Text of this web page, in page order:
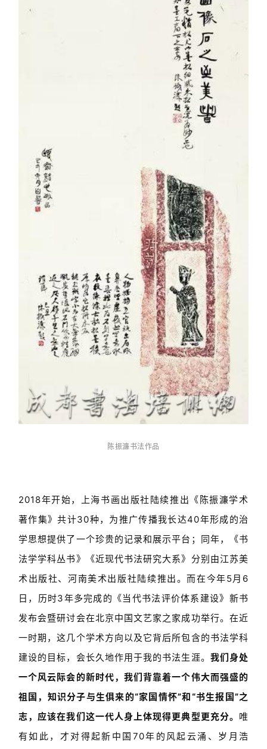
陈振濂书法作品
2018年开始，上海书画出版社陆续推出《陈振濂学术
著作集》共计30种，为推广传播我长达40年形成的治
学思想提供了一个珍贵的记录和展示平台；同年，《书
法学学科丛书》《近现代书法研究大系》分别由江苏美
术出版社、河南美术出版社陆续推出。而在今年5月6
日，历时3年多完成的《当代书法评价体系建设》新书
发布会暨研讨会在北京中国文艺家之家成功举行。在近
一时期，这几个学术方向以及它背后所包含的书法学科
建设的目标，会长久地作用于我的书法生涯。 我们身处
一个风云际会的新时代，我们背靠着一个伟大而强盛的
祖国，知识分子与生俱来的“家国情怀”和“书生报国”之
志，应该在我们这一代人身上体现得更典型更充分。 唯
有如此，才对得起新中国70年的风起云涌、岁月浩